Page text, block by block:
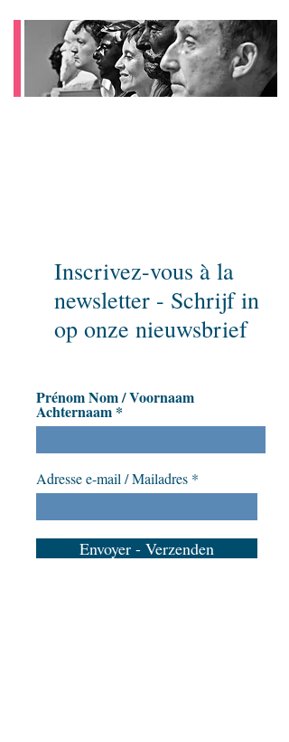
Inscrivez-vous à la
newsletter - Schrijf in
op onze nieuwsbrief
Prénom Nom / Voornaam
Achternaam
Adresse e-mail / Mailadres
Envoyer - Verzenden